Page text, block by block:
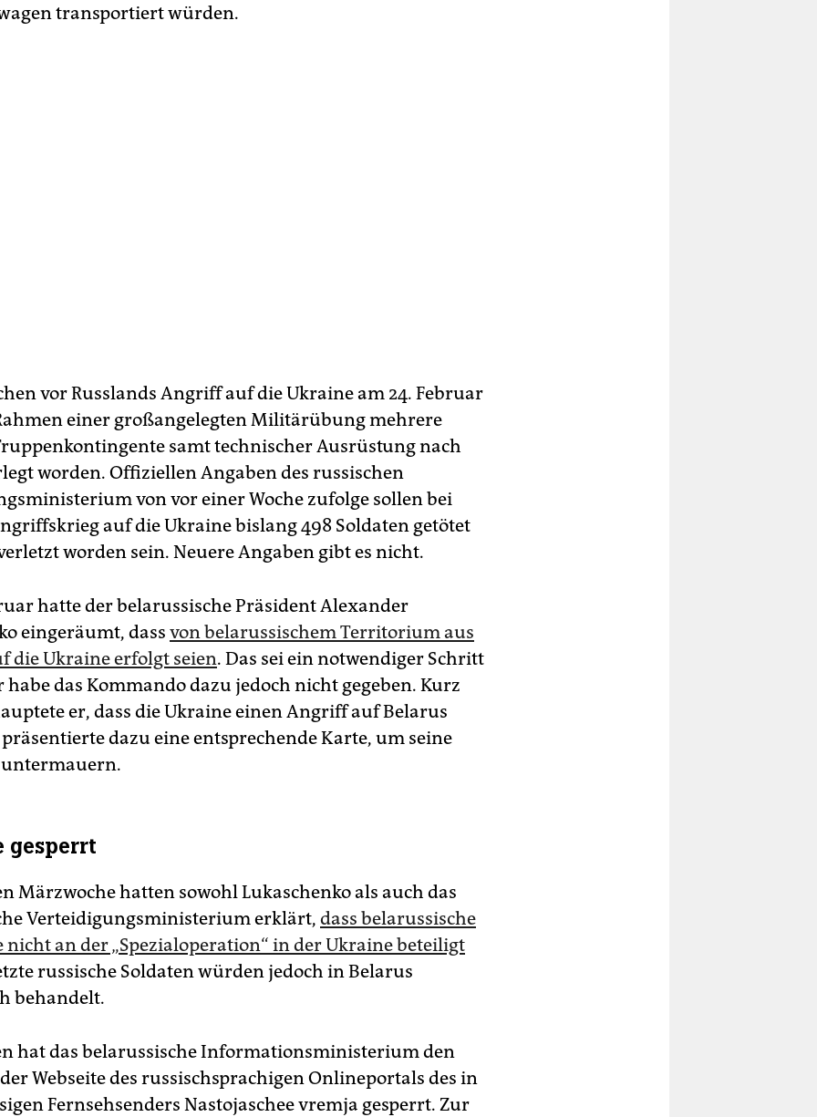
transportiert würden.
vor Russlands Angriff auf die Ukraine am 24. Februar
einer großangelegten Militärübung mehrere
samt technischer Ausrüstung nach
worden. Offiziellen Angaben des russischen
von vor einer Woche zufolge sollen bei
auf die Ukraine bislang 498 Soldaten getötet
worden sein. Neuere Angaben gibt es nicht.
hatte der belarussische Präsident Alexander
eingeräumt, dass von belarussischem Territorium aus
die Ukraine erfolgt seien. Das sei ein notwendiger Schritt
habe das Kommando dazu jedoch nicht gegeben. Kurz
er, dass die Ukraine einen Angriff auf Belarus
dazu eine entsprechende Karte, um seine
gesperrt
Märzwoche hatten sowohl Lukaschenko als auch das
Verteidigungsministerium erklärt, dass belarussische
an der „Spezialoperation“ in der Ukraine beteiligt
russische Soldaten würden jedoch in Belarus
behandelt.
hat das belarussische Informationsministerium den
Webseite des russischsprachigen Onlineportals des in
Fernsehsenders Nastojaschee vremja gesperrt. Zur